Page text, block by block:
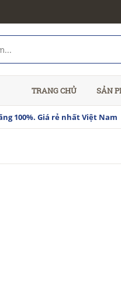
TRANG CHỦ SẢN
100%. Giá rẻ nhất Việt Nam